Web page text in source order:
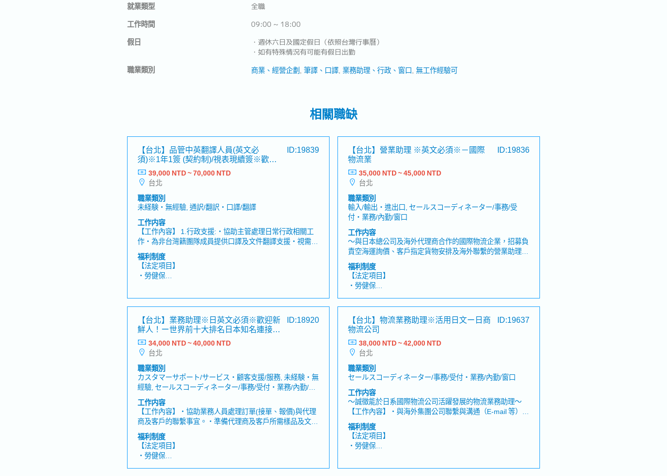
就業類型 全職
工作時間 09:00 ~ 18:00
假日
・週休六日及國定假日（依照台灣行事曆）
・如有特殊情況有可能有假日出勤
職業類別 商業、經營企劃 筆譯、口譯 業務助理、行政、窗口 無工作經驗可
相關職缺
【台北】品管中英翻譯人員(英文必
須)※1年1簽 (契約制)/視表現續簽※歡迎
新鮮人－知名日系專案工程
ID:19839
39,000 NTD ~ 70,000 NTD
台北
職業類別
未経験・無經驗, 通訳/翻訳・口譯/翻譯
工作内容
【工作內容】 1.行政支援:・協助主管處理日常行政相關工
作・為非台灣籍團隊成員提供口譯及文件翻譯支援・視需求
參與與業主、供應商及其他相關單位的會議，並擔任會議口
譯。 2.品質文件支援:・審查 EQP、檢驗程序手冊・追蹤供
應商提交製造紀錄及品質相關文件的進度・審查、彙整並整
理品質紀錄，提交給業主。【職缺魅力】・參與大型發電廠
展，工作成果具明確社會價值與影響力・可直接參與設備品
質管理作業，深入了解品管工作對工程進度及專案成果之影
響，親身體會自身工作與專案推動成果間的連結・擔任品管
團隊之間的重要溝通窗口，直接參與跨國協作與決策執行・
與現場工程團隊、供應商及日本總公司等多方關係人密切合
作，累積專案協調與溝通管理能力
福利制度
【法定項目】
・勞健保
產假、產假、育嬰假）
・退休金
【公司福利】
・獎金 (年中/年終) *6月12月分發，過往平均約2個月
・員工健康檢查津貼
・伙食津貼 (含在薪資內)
・通勤津貼
【台北】營業助理 ※英文必須※－國際
物流業
ID:19836
35,000 NTD ~ 45,000 NTD
台北
職業類別
輸入/輸出・進出口, セールスコーディネーター/事務/受
付・業務/內勤/窗口
工作内容
～與日本總公司及海外代理商合作的國際物流企業，招募負
責空海運詢價、客戶指定貨物安排及海外聯繫的營業助理～
【工作內容】・協助業務人員及客戶經理處理日常業務・處
理客戶指定貨物及出貨相關作業・回覆既有客戶的需求・處
理空運及海運詢價、報價作業・以Email為主與海外代理商
進行聯繫及協調・建立及管理客戶信用額度・建立及維護新
客戶資料與相關紀錄・與公司內部相關部門聯繫並確認作業
進度【魅力】・可透過與海外代理商聯繫，累積國際貿易及
空海運實務知識。【產品／服務內容】・國際物流服務・空
運及海運服務・貨物運輸及進出口相關服務
福利制度
【法定項目】
・勞健保
・各種休假（特別休假、婚假、喪假、生理假、產檢假、陪
產假、產假、育嬰假）
・退休金
【公司福利】
＜法定＞
※依照日本法律規定
・社會保險(健康保險、雇用保險、勞災保險、厚生年金保
＜公司福利＞
・年終獎金
・業務津貼
・伙食津貼
・特別津貼
【台北】業務助理※日英文必須※歡迎新
鮮人！ー世界前十大排名日本知名連接器
大廠
ID:18920
34,000 NTD ~ 40,000 NTD
台北
職業類別
カスタマーサポート/サービス・顧客支援/服務, 未経験・無
經驗, セールスコーディネーター/事務/受付・業務/內勤/窗
工作内容
【工作內容】・協助業務人員處理訂單(接單、報價)與代理
商及客戶的聯繫事宜。・準備代理商及客戶所需樣品及文
件，電話及e-mail回覆並確認相關問題需求。・保持與客
戶、代理商及海外各據點間之聯繫，電話及e-mail回覆並確
認及調整交貨日期。・協助業務人員控管出貨，並處理出貨
相關文件作業。・負責追蹤工廠生產及協調出貨進度，並隨
時掌控進度。・協助業務人員處理銷售業務相關作業。・其
福利制度
【法定項目】
・勞健保
【台北】物流業務助理※活用日文ー日商
物流公司
ID:19637
38,000 NTD ~ 42,000 NTD
台北
職業類別
セールスコーディネーター/事務/受付・業務/內勤/窗口
工作内容
～誠徵能於日系國際物流公司活躍發展的物流業務助理～
【工作內容】・與海外集團公司聯繫與溝通（E-mail 等）・
客戶對應與關係維護（E-mail 等）・資料整理、數據分析及
文件製作・協助業務相關工作（報價單製作、市場資訊蒐集
等）・針對客戶提出的問題（如物流相關法規、進出口規定
等）進行調查並回覆・運用空運、海運、鐵路及卡車等運輸
依業務需求，可能需陪同業務拜訪客戶，或前往物流據點、
福利制度
【法定項目】
・勞健保